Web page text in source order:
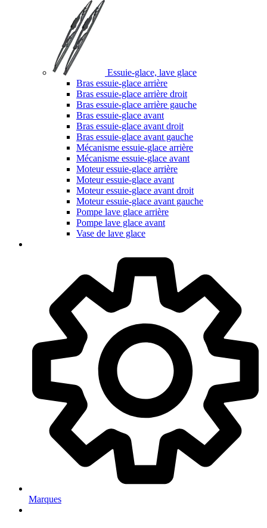
Essuie-glace, lave glace
Bras essuie-glace arrière
Bras essuie-glace arrière droit
Bras essuie-glace arrière gauche
Bras essuie-glace avant
Bras essuie-glace avant droit
Bras essuie-glace avant gauche
Mécanisme essuie-glace arrière
Mécanisme essuie-glace avant
Moteur essuie-glace arrière
Moteur essuie-glace avant
Moteur essuie-glace avant droit
Moteur essuie-glace avant gauche
Pompe lave glace arrière
Pompe lave glace avant
Vase de lave glace
Marques